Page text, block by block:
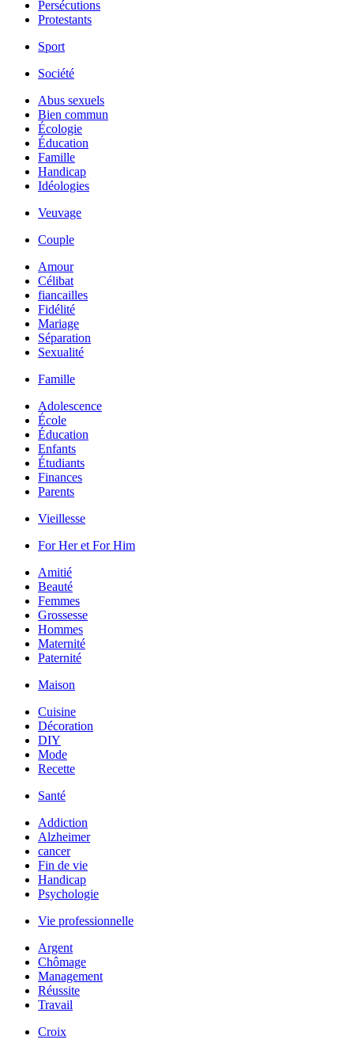
Persécutions
Protestants
Sport
Société
Abus sexuels
Bien commun
Écologie
Éducation
Famille
Handicap
Idéologies
Veuvage
Couple
Amour
Célibat
fiancailles
Fidélité
Mariage
Séparation
Sexualité
Famille
Adolescence
École
Éducation
Enfants
Étudiants
Finances
Parents
Vieillesse
For Her et For Him
Amitié
Beauté
Femmes
Grossesse
Hommes
Maternité
Paternité
Maison
Cuisine
Décoration
DIY
Mode
Recette
Santé
Addiction
Alzheimer
cancer
Fin de vie
Handicap
Psychologie
Vie professionnelle
Argent
Chômage
Management
Réussite
Travail
Croix